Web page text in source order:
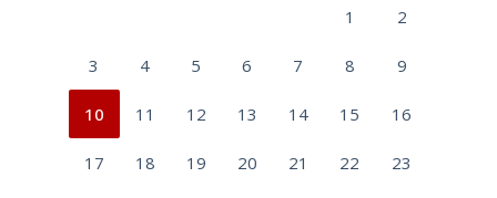
1 2
3 4 5 6 7 8 9
10 11 12 13 14 15 16
17 18 19 20 21 22 23